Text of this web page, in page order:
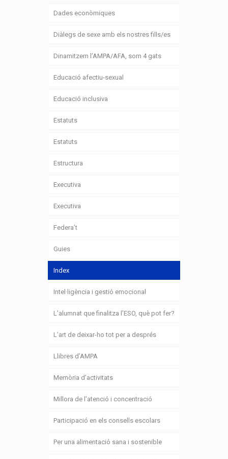
Dades econòmiques
Diàlegs de sexe amb els nostres fills/es
Dinamitzem l’AMPA/AFA, som 4 gats
Educació afectiu-sexual
Educació inclusiva
Estatuts
Estatuts
Estructura
Executiva
Executiva
Federa’t
Guies
Index
Intel·ligència i gestió emocional
L’alumnat que finalitza l’ESO, què pot fer?
L’art de deixar-ho tot per a després
Llibres d’AMPA
Memòria d’activitats
Millora de l’atenció i concentració
Participació en els consells escolars
Per una alimentació sana i sostenible